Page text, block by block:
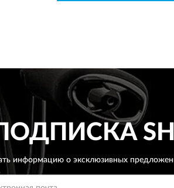
информацию о эксклюзивных